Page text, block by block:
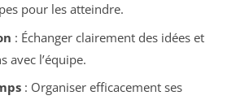
pour les atteindre.
: Échanger clairement des idées et
avec l’équipe.
: Organiser efficacement ses